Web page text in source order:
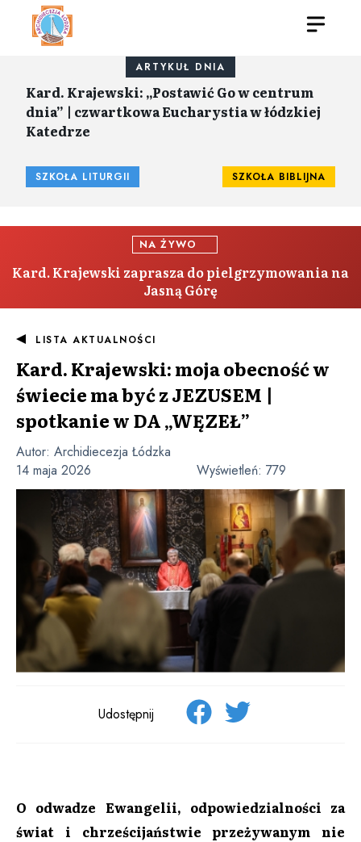
ARTYKUŁ DNIA
Kard. Krajewski: „Postawić Go w centrum
dnia” | czwartkowa Eucharystia w łódzkiej
Katedrze
SZKOŁA LITURGII SZKOŁA BIBLIJNA
NA ŻYWO
Kard. Krajewski zaprasza do pielgrzymowania na
Jasną Górę
LISTA AKTUALNOŚCI
Kard. Krajewski: moja obecność w
świecie ma być z JEZUSEM |
spotkanie w DA „WĘZEŁ”
Autor: Archidiecezja Łódzka
14 maja 2026
Wyświetleń: 779
Udostępnij
O odwadze Ewangelii, odpowiedzialności za
świat i chrześcijaństwie przeżywanym nie